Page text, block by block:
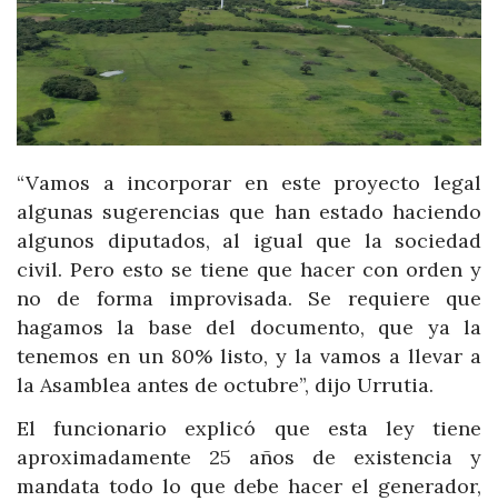
“Vamos a incorporar en este proyecto legal
algunas sugerencias que han estado haciendo
algunos diputados, al igual que la sociedad
civil. Pero esto se tiene que hacer con orden y
no de forma improvisada. Se requiere que
hagamos la base del documento, que ya la
tenemos en un 80% listo, y la vamos a llevar a
la Asamblea antes de octubre”, dijo Urrutia.
El funcionario explicó que esta ley tiene
aproximadamente 25 años de existencia y
mandata todo lo que debe hacer el generador,